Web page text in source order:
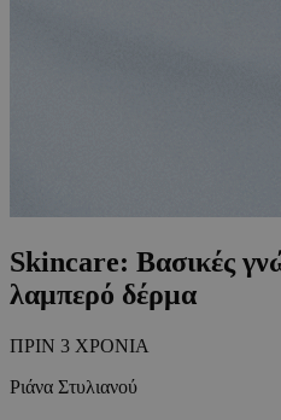
Skincare: Βασικές
λαμπερό δέρμα
ΠΡΙΝ 3 ΧΡΟΝΙΑ
Ριάνα Στυλιανού